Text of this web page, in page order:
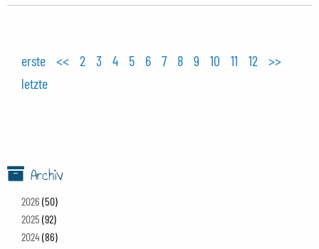
erste << 2 3 4 5 6 7 8 9 10 11 12
>>
letzte
Archiv
2026 (50)
2025 (92)
2024(86)